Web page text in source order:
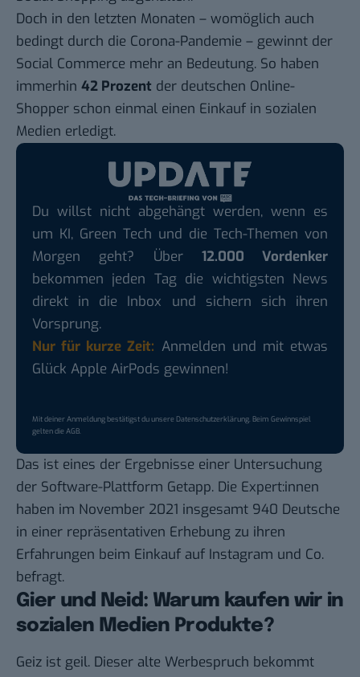
Doch in den letzten Monaten – womöglich auch
bedingt durch die Corona-Pandemie – gewinnt der
Social Commerce mehr an Bedeutung. So haben
immerhin 42 Prozent der deutschen Online-
Shopper schon einmal einen Einkauf in sozialen
Medien erledigt.
Du willst nicht abgehängt werden, wenn es
um KI, Green Tech und die Tech-Themen von
Morgen geht? Über 12.000 Vordenker
bekommen jeden Tag die wichtigsten News
direkt in die Inbox und sichern sich ihren
Vorsprung.
Nur für kurze Zeit: Anmelden und mit etwas
Glück Apple AirPods gewinnen!
Mit deiner Anmeldung bestätigst du unsereDatenschutzerklärung. Beim Gewinnspiel
gelten dieAGB.
Das ist eines der Ergebnisse einer Untersuchung
der Software-Plattform Getapp. Die Expert:innen
haben im November 2021 insgesamt 940 Deutsche
in einer repräsentativen Erhebung zu ihren
Erfahrungen beim Einkauf auf Instagram und Co.
befragt.
Gier und Neid: Warum kaufen wir in
sozialen Medien Produkte?
Geiz ist geil. Dieser alte Werbespruch bekommt